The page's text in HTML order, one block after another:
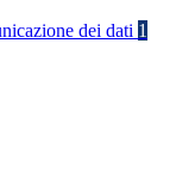
dei dati 1